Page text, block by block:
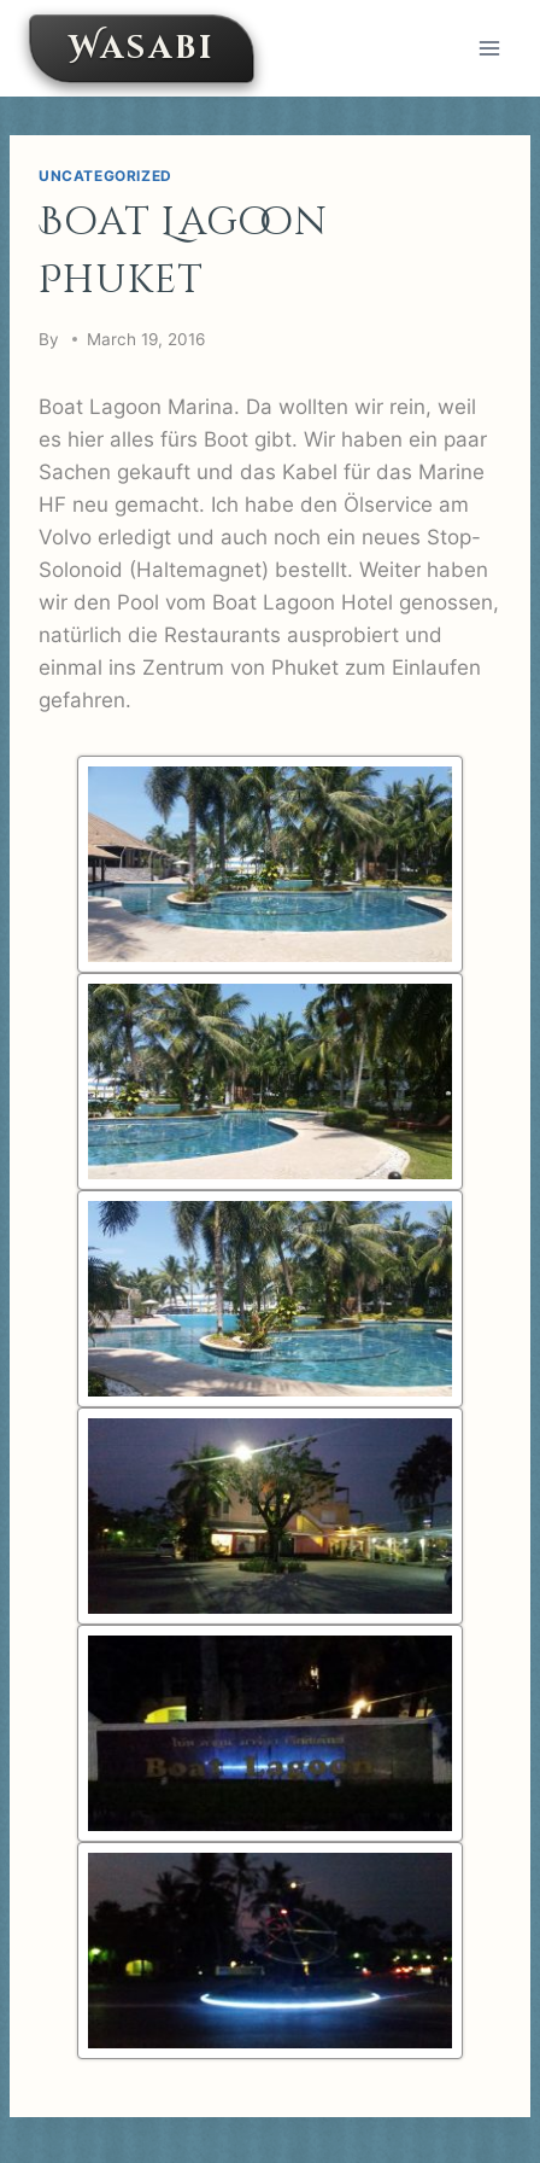
Skip
content
Wasabi
UNCATEGORIZED
Boat Lagoon
Phuket
By March 19, 2016
Boat Lagoon Marina. Da wollten wir rein, weil
es hier alles fürs Boot gibt. Wir haben ein paar
Sachen gekauft und das Kabel für das Marine
HF neu gemacht. Ich habe den Ölservice am
Volvo erledigt und auch noch ein neues Stop-
Solonoid (Haltemagnet) bestellt. Weiter haben
wir den Pool vom Boat Lagoon Hotel genossen,
natürlich die Restaurants ausprobiert und
einmal ins Zentrum von Phuket zum Einlaufen
gefahren.